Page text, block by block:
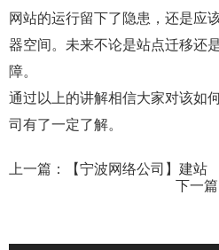
网站的运行留下了隐患，还是应
器空间。未来不论是站点迁移还
障。
通过以上的讲解相信大家对该如
司有了一定了解。
上一篇：
【宁波网络公司】建站
下一篇